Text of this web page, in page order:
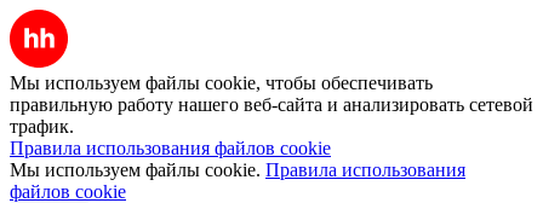
Мы используем файлы cookie, чтобы обеспечивать
правильную работу нашего веб-сайта и анализировать сетевой
трафик.
Правила использования файлов cookie
Мы используем файлы cookie. Правила использования
файлов cookie